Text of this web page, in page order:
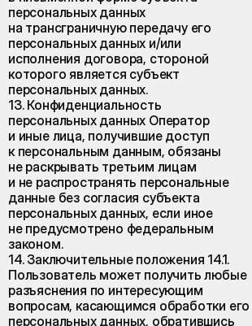
персональных данных
на трансграничную передачу его
персональных данных и/или
исполнения договора, стороной
которого является субъект
персональных данных.
13. Конфиденциальность
персональных данных Оператор
и иные лица, получившие доступ
к персональным данным, обязаны
не раскрывать третьим лицам
и не распространять персональные
данные без согласия субъекта
персональных данных, если иное
не предусмотрено федеральным
законом.
14. Заключительные положения 14.1.
Пользователь может получить любые
разъяснения по интересующим
вопросам, касающимся обработки его
персональных данных, обратившись